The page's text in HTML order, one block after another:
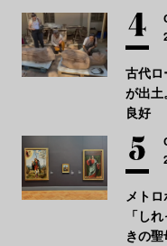
古代ロ
が出
良好
メト
「し
きの聖